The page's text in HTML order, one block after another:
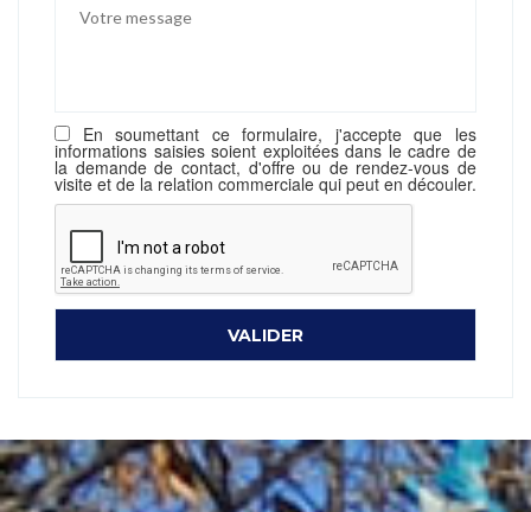
En soumettant ce formulaire, j'accepte que les
informations saisies soient exploitées dans le cadre de
la demande de contact, d'offre ou de rendez-vous de
visite et de la relation commerciale qui peut en découler.